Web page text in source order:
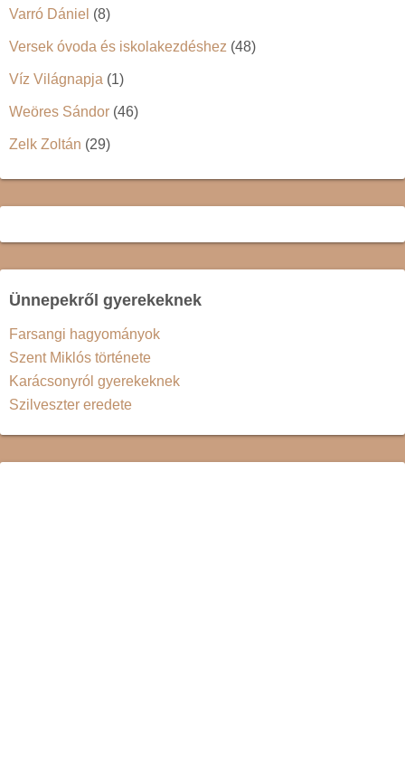
Varró Dániel (8)
Versek óvoda és iskolakezdéshez (48)
Víz Világnapja (1)
Weöres Sándor (46)
Zelk Zoltán (29)
Ünnepekről gyerekeknek
Farsangi hagyományok
Szent Miklós története
Karácsonyról gyerekeknek
Szilveszter eredete